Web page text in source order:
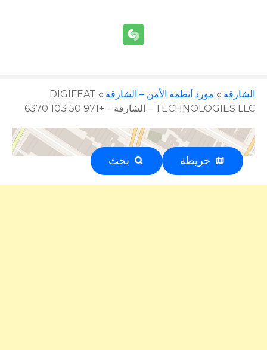
الشارقة » مورد أنظمة الأمن – الشارقة »
DIGIFEAT
TECHNOLOGIES LLC – الشارقة – +971 50 103 6370
خريطة بحثإعلان